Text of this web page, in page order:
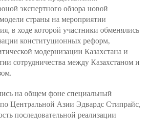
экспертного обзора новой
страны на мероприятии
в ходе которой участники обменялись
конституционных реформ,
модернизации Казахстана и
сотрудничества между Казахстаном и
на общем фоне специальный
Центральной Азии Эдвардс Стипрайс,
последовательной реализации